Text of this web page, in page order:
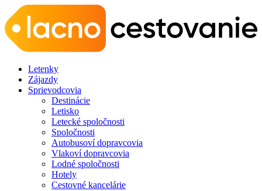
Letenky
Zájazdy
Sprievodcovia
Destinácie
Letisko
Letecké spoločnosti
Spoločnosti
Autobusoví dopravcovia
Vlakoví dopravcovia
Lodné spoločnosti
Hotely
Cestovné kancelárie